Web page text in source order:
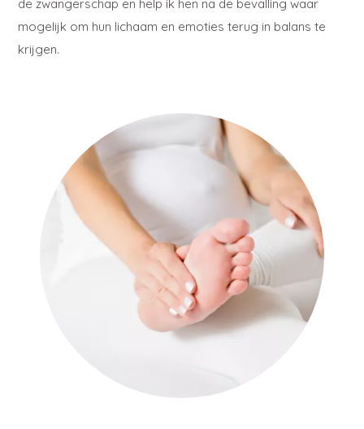
de zwangerschap en help ik hen na de bevalling waar
mogelijk om hun lichaam en emoties terug in balans te
krijgen.